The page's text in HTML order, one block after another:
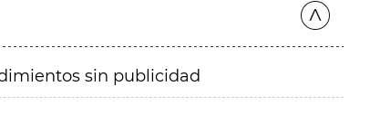
sin publicidad